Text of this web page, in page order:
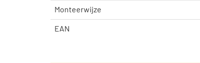
Monteerwijze
EAN